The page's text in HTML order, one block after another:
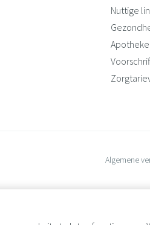
Nuttige
Algemene